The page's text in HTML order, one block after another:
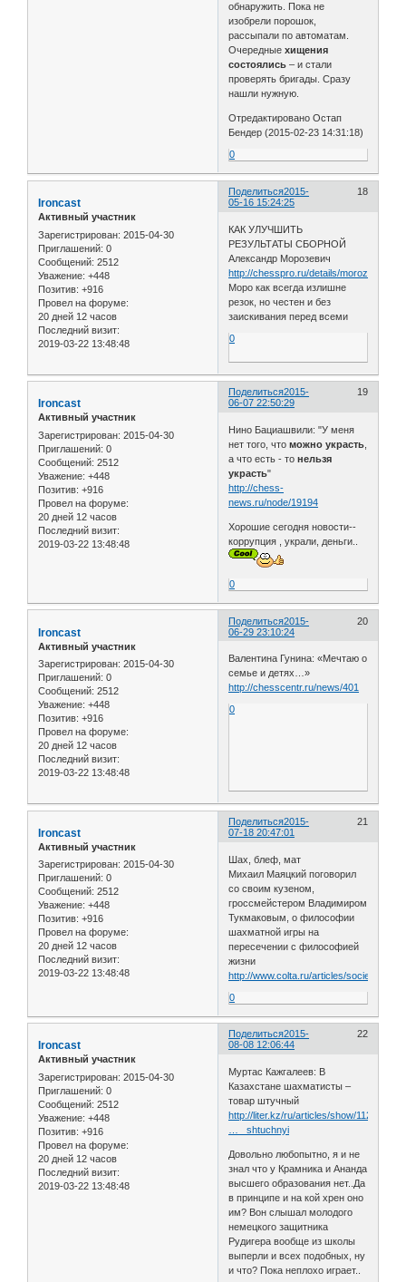
обнаружить. Пока не
изобрели порошок,
рассыпали по автоматам.
Очередныехищения
состоялись – и стали
проверять бригады. Сразу
нашли нужную.
Отредактировано Остап
Бендер (2015-02-23 14:31:18)
0
Поделиться 18
2015-
05-16 15:24:25
Ironcast
Активный участник
Зарегистрирован: 2015-04-30
Приглашений: 0
Сообщений: 2512
Уважение: +448
Позитив: +916
Провел на форуме:
20 дней 12 часов
Последний визит:
2019-03-22 13:48:48
КАК УЛУЧШИТЬ
РЕЗУЛЬТАТЫ СБОРНОЙ
Александр Морозевич
http://chesspro.ru/details/
Моро как всегда излишне
резок, но честен и без
заискивания перед всеми
0
Поделиться 19
2015-
06-07 22:50:29
Ironcast
Активный участник
Зарегистрирован: 2015-04-30
Приглашений: 0
Сообщений: 2512
Уважение: +448
Позитив: +916
Провел на форуме:
20 дней 12 часов
Последний визит:
2019-03-22 13:48:48
Нино Бациашвили: "У меня
нет того, что можно украсть
а что есть - тонельзя
украсть"
http://chess-
news.ru/node/19194
Хорошие сегодня новости--
коррупция , украли, деньги..
0
Поделиться 20
2015-
06-29 23:10:24
Ironcast
Активный участник
Зарегистрирован: 2015-04-30
Приглашений: 0
Сообщений: 2512
Уважение: +448
Позитив: +916
Провел на форуме:
20 дней 12 часов
Последний визит:
2019-03-22 13:48:48
Валентина Гунина: «Мечтаю о
семье и детях…»
http://chesscentr.ru/news/401
0
Поделиться 21
2015-
07-18 20:47:01
Ironcast
Активный участник
Зарегистрирован: 2015-04-30
Приглашений: 0
Сообщений: 2512
Уважение: +448
Позитив: +916
Провел на форуме:
20 дней 12 часов
Последний визит:
2019-03-22 13:48:48
Шах, блеф, мат
Михаил Маяцкий поговорил
со своим кузеном,
гроссмейстером Владимиром
Тукмаковым, о философии
шахматной игры на
пересечении с философией
жизни
http://www.colta.ru/articles/society/7611
0
Поделиться 22
2015-
08-08 12:06:44
Ironcast
Активный участник
Зарегистрирован: 2015-04-30
Приглашений: 0
Сообщений: 2512
Уважение: +448
Позитив: +916
Провел на форуме:
20 дней 12 часов
Последний визит:
2019-03-22 13:48:48
Муртас Кажгалеев: В
Казахстане шахматисты –
товар штучный
http://liter.kz/ru/articles/show/11248-
… _shtuchnyi
Довольно любопытно, я и не
знал что у Крамника и Ананда
высшего образования нет..Да
в принципе и на кой хрен оно
им? Вон слышал молодого
немецкого защитника
Рудигера вообще из школы
выперли и всех подобных, ну
и что? Пока неплохо играет..